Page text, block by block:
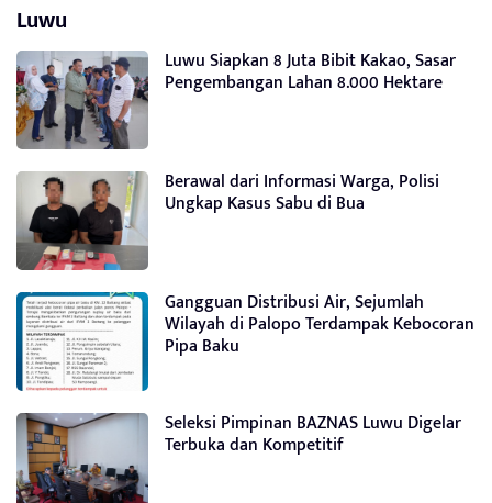
Luwu
Luwu Siapkan 8 Juta Bibit Kakao, Sasar
Pengembangan Lahan 8.000 Hektare
Berawal dari Informasi Warga, Polisi
Ungkap Kasus Sabu di Bua
Gangguan Distribusi Air, Sejumlah
Wilayah di Palopo Terdampak Kebocoran
Pipa Baku
Seleksi Pimpinan BAZNAS Luwu Digelar
Terbuka dan Kompetitif